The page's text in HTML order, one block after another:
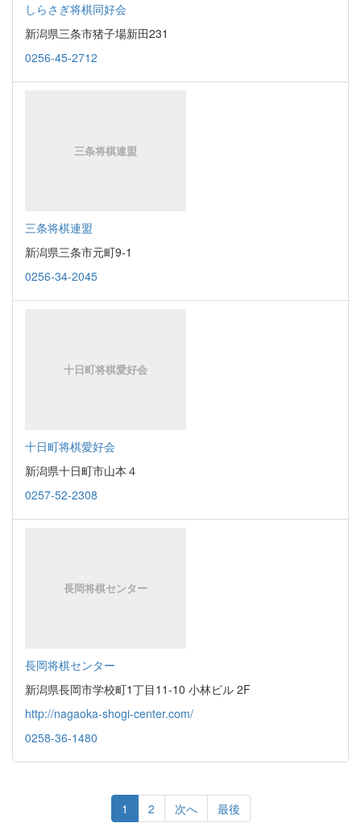
しらさぎ将棋同好会
新潟県三条市猪子場新田231
0256-45-2712
三条将棋連盟
新潟県三条市元町9-1
0256-34-2045
十日町将棋愛好会
新潟県十日町市山本４
0257-52-2308
長岡将棋センター
新潟県長岡市学校町1丁目11-10 小林ビル 2F
http://nagaoka-shogi-center.com/
0258-36-1480
1 2 次へ 最後